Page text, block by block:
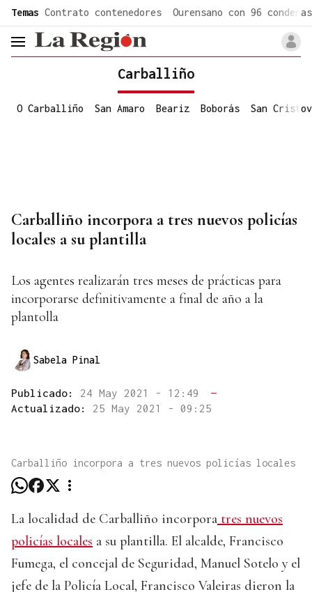
Temas Contrato contenedores Ourensano con 96 condenas
header.menu.open
Carballiño
O Carballiño San Amaro Beariz Boborás San
Carballiño incorpora a tres nuevos policías
locales a su plantilla
Los agentes realizarán tres meses de prácticas para
incorporarse definitivamente a final de año a la
plantolla
Sabela Pinal
Publicado: 24 May 2021 - 12:49
—
Actualizado: 25 May 2021 - 09:25
Carballiño incorpora a tres nuevos policías locales
La localidad de Carballiño incorpora tres nuevos
policías locales a su plantilla. El alcalde, Francisco
Fumega, el concejal de Seguridad, Manuel Sotelo y el
jefe de la Policía Local, Francisco Valeiras dieron la